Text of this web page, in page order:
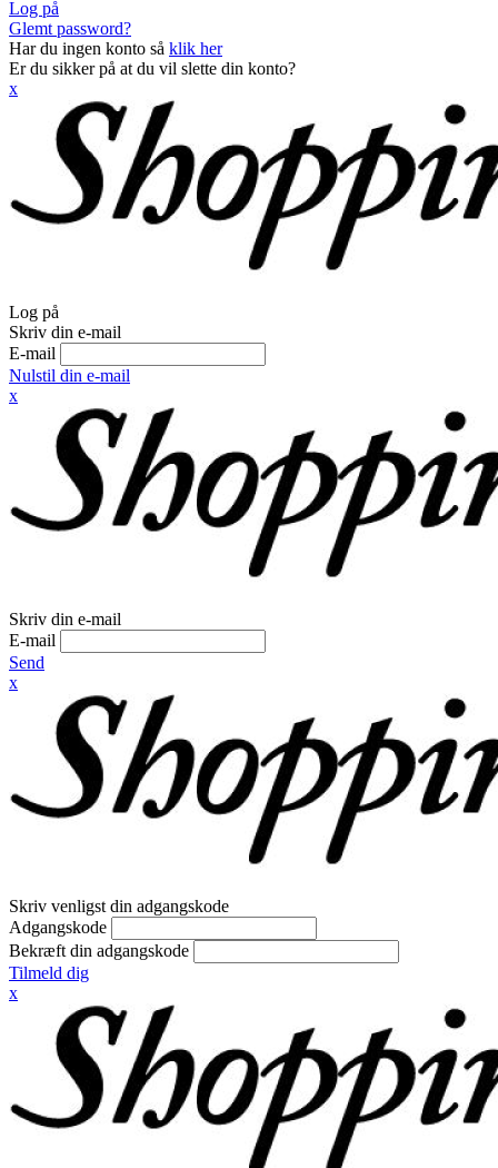
Log på
Glemt password?
Har du ingen konto så klik her
Er du sikker på at du vil slette din konto?
x
Log på
Skriv din e-mail
E-mail
Nulstil din e-mail
x
Skriv din e-mail
E-mail
Send
x
Skriv venligst din adgangskode
Adgangskode
Bekræft din adgangskode
Tilmeld dig
x